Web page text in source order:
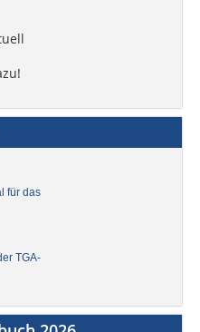
für das
TGA-